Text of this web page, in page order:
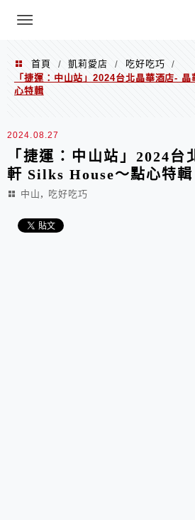
巧、世界走透
menu
首頁 / 凱莉愛店 / 吃好吃巧
/
「捷運：中山站」2024台北晶華酒店-
心特輯
2024.08.27
「捷運：中山站」2024
軒 Silks House～點心特輯
中山 , 吃好吃巧